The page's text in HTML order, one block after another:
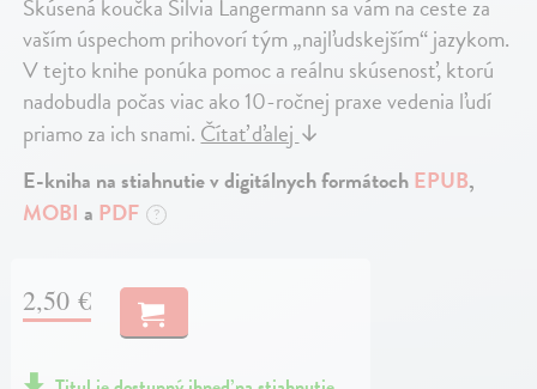
Skúsená koučka Silvia Langermann sa vám na ceste za
vaším úspechom prihovorí tým „najľudskejším“ jazykom.
V tejto knihe ponúka pomoc a reálnu skúsenosť, ktorú
nadobudla počas viac ako 10-ročnej praxe vedenia ľudí
priamo za ich snami.Čítať ďalej↓
E-kniha na stiahnutie v digitálnych formátochEPUB,
MOBI a PDF ?
2,50 €